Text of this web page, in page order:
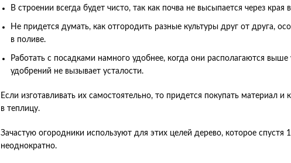
В строении всегда будет чисто, так как почва не высыпается через края
Не придется думать, как отгородить разные культуры друг от друга,
в поливе.
Работать с посадками намного удобнее, когда они располагаются
удобрений не вызывает усталости.
Если изготавливать их самостоятельно, то придется покупать материал
в теплицу.
Зачастую огородники используют для этих целей дерево, которое спустя
неоднократно.